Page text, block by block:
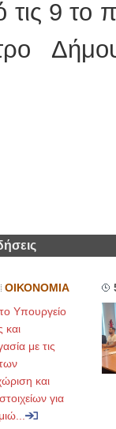
9 το
ΟΙΚΟΝΟΜΙΑ
Υπουργείο
και
με τις
και
για